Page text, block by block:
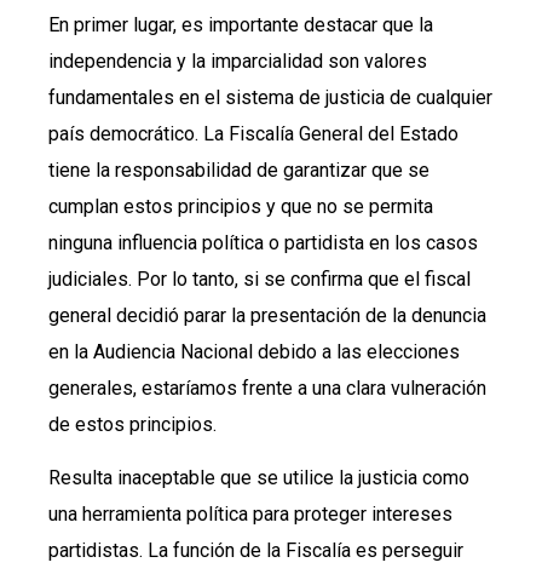
En primer lugar, es importante destacar que la
independencia y la imparcialidad son valores
fundamentales en el sistema de justicia de cualquier
país democrático. La Fiscalía General del Estado
tiene la responsabilidad de garantizar que se
cumplan estos principios y que no se permita
ninguna influencia política o partidista en los casos
judiciales. Por lo tanto, si se confirma que el fiscal
general decidió parar la presentación de la denuncia
en la Audiencia Nacional debido a las elecciones
generales, estaríamos frente a una clara vulneración
de estos principios.
Resulta inaceptable que se utilice la justicia como
una herramienta política para proteger intereses
partidistas. La función de la Fiscalía es perseguir